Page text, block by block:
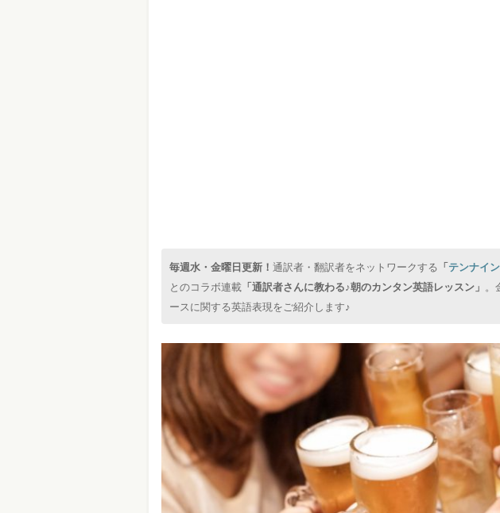
毎週水・金曜日更新！ 通訳者・翻訳者をネットワークする 「 テンナイ
とのコラボ連載 「通訳者さんに教わる♪朝のカンタン英語レッスン」 。
ースに関する英語表現をご紹介します♪